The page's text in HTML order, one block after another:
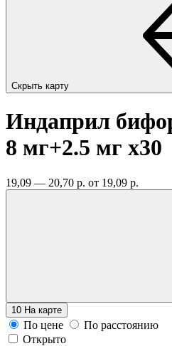
Скрыть карту
Индаприл
8 мг+2.5 мг x30
19,09 — 20,70 р. от 19,09 р.
10 На карте
По цене
По расстоянию
Открыто